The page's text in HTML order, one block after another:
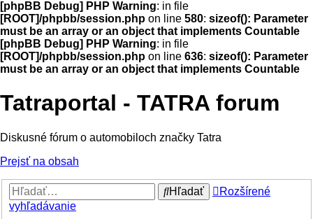
[phpBB Debug] PHP Warning: in file
[ROOT]/phpbb/session.php on line 580: sizeof(): Parameter
must be an array or an object that implements Countable
[phpBB Debug] PHP Warning: in file
[ROOT]/phpbb/session.php on line 636: sizeof(): Parameter
must be an array or an object that implements Countable
Tatraportal - TATRA forum
Diskusné fórum o automobiloch značky Tatra
Prejsť na obsah
Hľadať
Rozšírené
vyhľadávanie